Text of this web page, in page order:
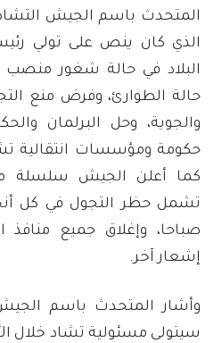
المتحدث باسم الجيش
الذي كان ينص على تولي
البلاد في حالة شغور منصب
حالة الطوارئ، وفرض منع
والجوية، وحل البرلمان
حكومة ومؤسسات انتقالية
كما أعلن الجيش سلسلة من
صباحا، وإغلاق جميع منافذ
إشعار آخر.
وأشار المتحدث باسم